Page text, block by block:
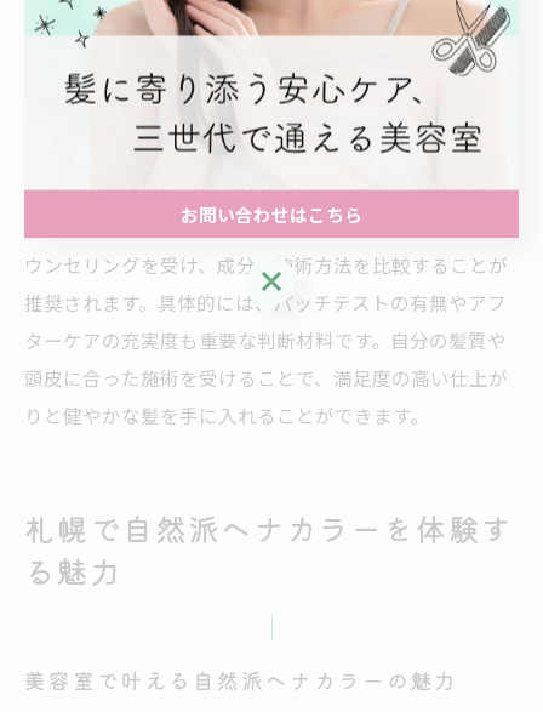
美容室の選び方で変わるヘナの仕上がり
ヘナの仕上がりは、美容室の選び方次第で大きく変わり
ます。信頼できる美容室を選ぶポイントは、オーガニッ
ク施術の経験値やカウンセリングの丁寧さ、敏感肌への
対応力です。札幌市中央区では、複数の美容室で事前カ
ウンセリングを受け、成分や施術方法を比較することが
推奨されます。具体的には、パッチテストの有無やアフ
ターケアの充実度も重要な判断材料です。自分の髪質や
頭皮に合った施術を受けることで、満足度の高い仕上が
りと健やかな髪を手に入れることができます。
札幌で自然派ヘナカラーを体験す
る魅力
美容室で叶える自然派ヘナカラーの魅力
お問い合わせはこちら
お問い合わせはこちら